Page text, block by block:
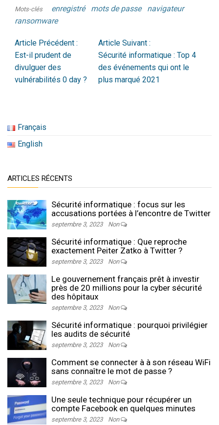
Mots-clés enregistré mots de passe
navigateur
ransomware
Article Précédent :
Est-il prudent de
divulguer des
vulnérabilités 0 day ?
Article Suivant :
Sécurité informatique : Top 4
des événements qui ont le
plus marqué 2021
Français
English
ARTICLES RÉCENTS
Sécurité informatique : focus sur les
accusations portées à l’encontre de Twitter
septembre 3, 2023 Non
Sécurité informatique : Que reproche
exactement Peiter Zatko à Twitter ?
septembre 3, 2023 Non
Le gouvernement français prêt à investir
près de 20 millions pour la cyber sécurité
des hôpitaux
septembre 3, 2023 Non
Sécurité informatique : pourquoi privilégier
les audits de sécurité
septembre 3, 2023 Non
Comment se connecter à à son réseau WiFi
sans connaître le mot de passe ?
septembre 3, 2023 Non
Une seule technique pour récupérer un
compte Facebook en quelques minutes
septembre 3, 2023 Non